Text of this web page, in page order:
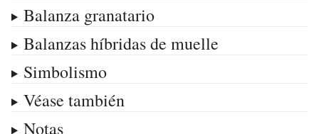
Balanza granatario
Balanzas híbridas de muelle
Simbolismo
Véase también
Notas